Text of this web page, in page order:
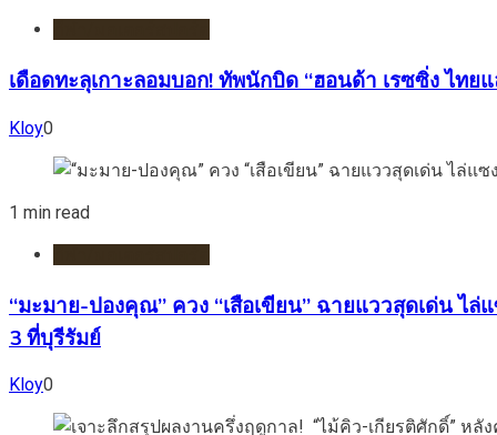
เดือดทะลุเกาะลอมบอก! ทัพนักบิด “ฮอนด้า เรซซิ่ง ไท
Kloy0
1 min read
“มะมาย-ปองคุณ” ควง “เสือเขียน” ฉายแววสุดเด่น
3 ที่บุรีรัมย์
Kloy0